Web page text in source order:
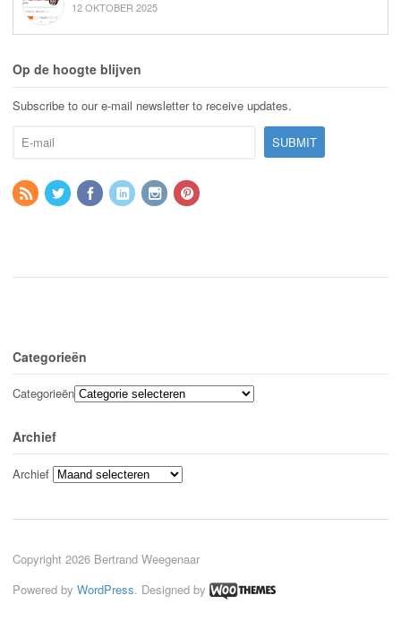
12 OKTOBER 2025
Op de hoogte blijven
Subscribe to our e-mail newsletter to receive updates.
Categorieën
Categorieën
Archief
Archief
Copyright 2026 Bertrand Weegenaar
Powered by WordPress. Designed by